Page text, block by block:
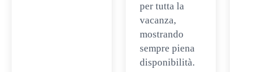
per tutta la
vacanza,
mostrando
sempre piena
disponibilità.